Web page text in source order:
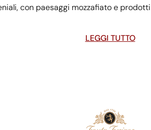
con paesaggi mozzafiato e
LEGGI TUTTO